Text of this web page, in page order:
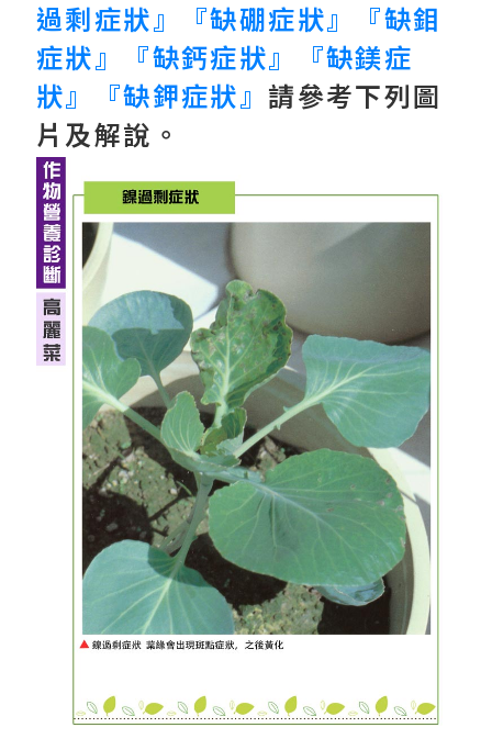
過剩症狀』『缺硼症狀』『缺鉬
症狀』『缺鈣症狀』『缺鎂症
狀』『缺鉀症狀』 請參考下列圖
片及解說。